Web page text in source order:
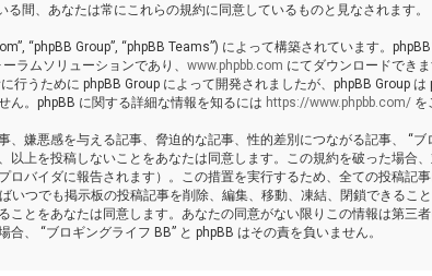
間、あなたは常にこれらの規約に同意しているものと見なされます。
“phpBB Group”, “phpBB Teams”) によって構築されています。
ラムソリューションであり、 www.phpbb.com にてダウンロードでき
うために phpBB Group によって開発されましたが、phpBB Group は
ん。phpBB に関する詳細な情報を知るには https://www.phpbb.com/を
嫌悪感を与える記事、脅迫的な記事、性的差別につながる記事、 “ブ
上を投稿しないことをあなたは同意します。この規約を破った場合
バイダに報告されます）。この措置を実行するため、全ての投稿記
いつでも掲示板の投稿記事を削除、編集、移動、凍結、閉鎖できるこ
とをあなたは同意します。あなたの同意がない限りこの情報は第三
、 “ブロギングライフ BB” と phpBB はその責を負いません。